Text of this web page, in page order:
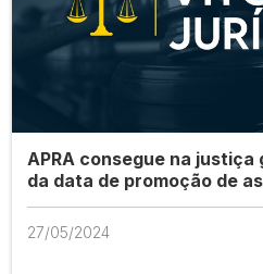
APRA consegue na
da data de promoção de
27/05/2024